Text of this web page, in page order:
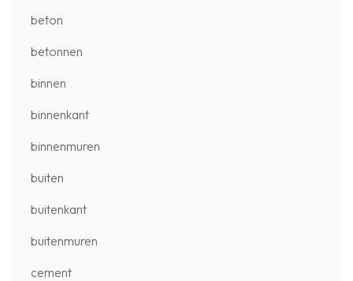
beton
betonnen
binnen
binnenkant
binnenmuren
buiten
buitenkant
buitenmuren
cement